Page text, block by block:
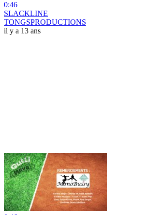
0:46
SLACKLINE
TONGSPRODUCTIONS
il y a 13 ans